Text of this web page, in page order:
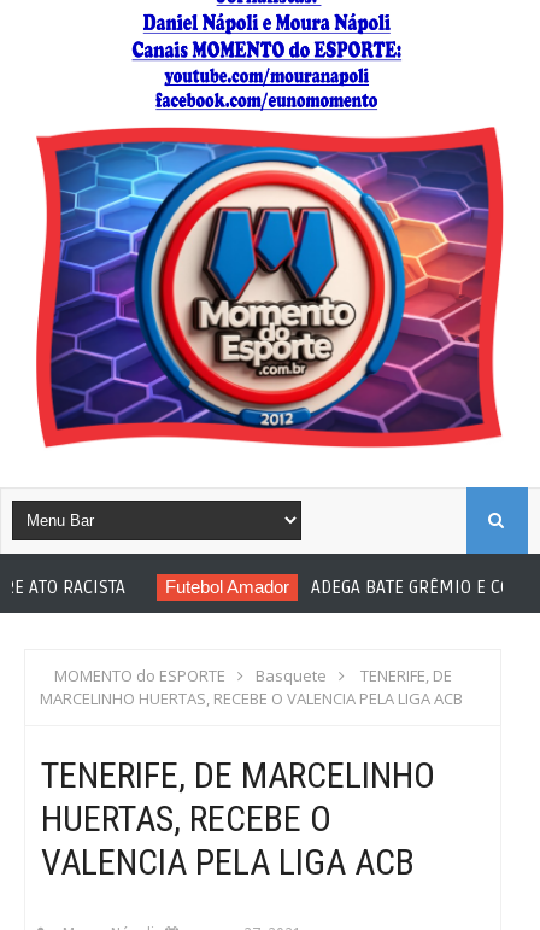
Futebol Amador ADEGA BATE GRÊMIO E CONQUISTA
MOMENTO do ESPORTE Basquete
TENERIFE, DE
MARCELINHO HUERTAS, RECEBE O VALENCIA PELA LIGA ACB
TENERIFE, DE MARCELINHO
HUERTAS, RECEBE O
VALENCIA PELA LIGA ACB